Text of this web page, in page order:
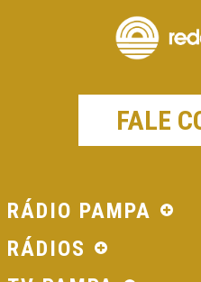
FALE
RÁDIO PAMPA
RÁDIOS